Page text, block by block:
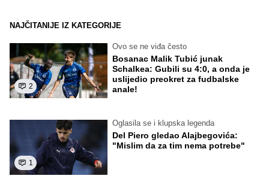
NAJČITANIJE IZ KATEGORIJE
2
Ovo se ne viđa često
Bosanac Malik Tubić junak
Schalkea: Gubili su 4:0, a onda je
uslijedio preokret za fudbalske
anale!
1
Oglasila se i klupska legenda
Del Piero gledao Alajbegovića:
"Mislim da za tim nema potrebe"